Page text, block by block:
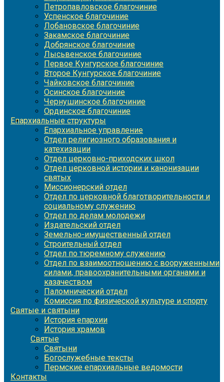
Петропавловское благочиние
Успенское благочиние
Лобановское благочиние
Закамское благочиние
Добрянское благочиние
Лысьвенское благочиние
Первое Кунгурское благочиние
Второе Кунгурское благочиние
Чайковское благочиние
Осинское благочиние
Чернушинское благочиние
Ординское благочиние
Епархиальные структуры
Епархиальное управление
Отдел религиозного образования и
катехизации
Отдел церковно-приходских школ
Отдел церковной истории и канонизации
святых
Миссионерский отдел
Отдел по церковной благотворительности и
социальному служению
Отдел по делам молодежи
Издательский отдел
Земельно-имущественный отдел
Строительный отдел
Отдел по тюремному служению
Отдел по взаимоотношению с вооруженными
силами, правоохранительными органами и
казачеством
Паломнический отдел
Комиссия по физической культуре и спорту
Святые и святыни
История епархии
История храмов
Святые
Святыни
Богослужебные тексты
Пермские епархиальные ведомости
Контакты